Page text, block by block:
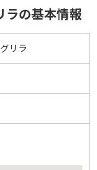
ラの基本情報
リラ